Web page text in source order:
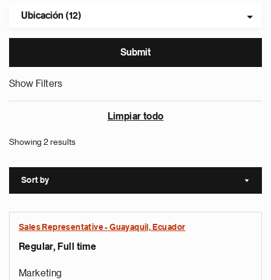
Ubicación (12)
Show Filters
Limpiar todo
Showing 2 results
Sort by Sort
Sales Representative - Guayaquil, Ecuador
Regular, Full time
Marketing